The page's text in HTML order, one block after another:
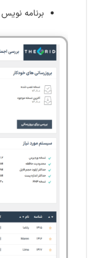
برنامه